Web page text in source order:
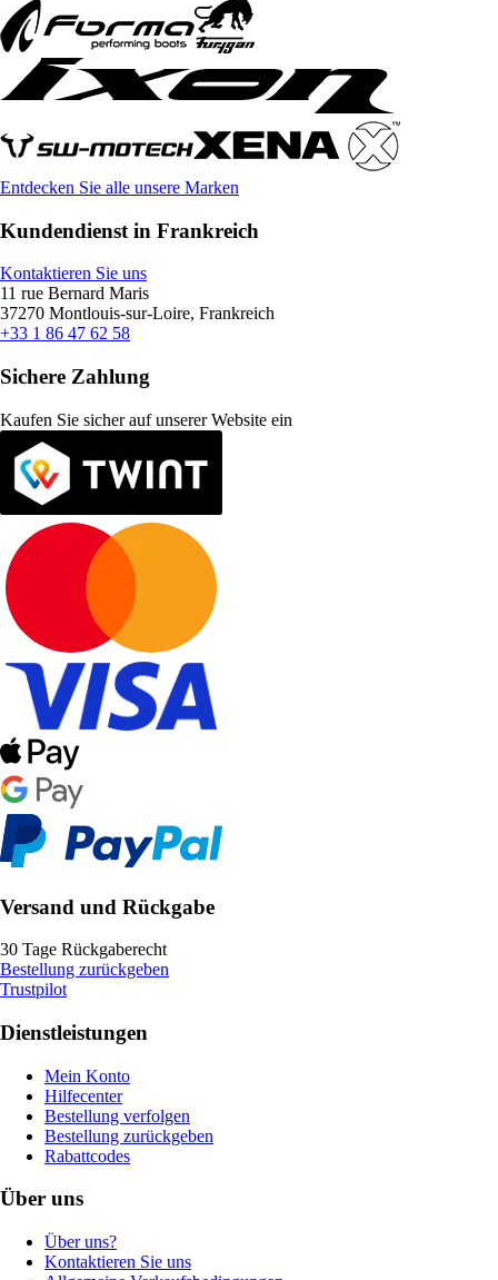
Entdecken Sie alle unsere Marken
Kundendienst in Frankreich
Kontaktieren Sie uns
11 rue Bernard Maris
37270 Montlouis-sur-Loire, Frankreich
+33 1 86 47 62 58
Sichere Zahlung
Kaufen Sie sicher auf unserer Website ein
Versand und Rückgabe
30 Tage Rückgaberecht
Bestellung zurückgeben
Trustpilot
Dienstleistungen
Mein Konto
Hilfecenter
Bestellung verfolgen
Bestellung zurückgeben
Rabattcodes
Über uns
Über uns?
Kontaktieren Sie uns